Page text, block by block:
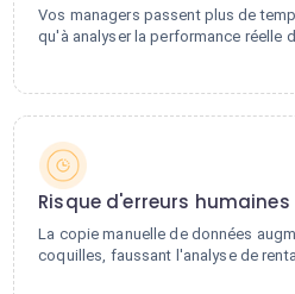
Vos managers passent plus de
qu'à analyser la performance réelle
Risque d'erreurs humaines
La copie manuelle de données
coquilles, faussant l'analyse de